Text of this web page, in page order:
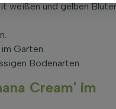
weißen und gelben
Garten.
Bodenarten.
Cream' im